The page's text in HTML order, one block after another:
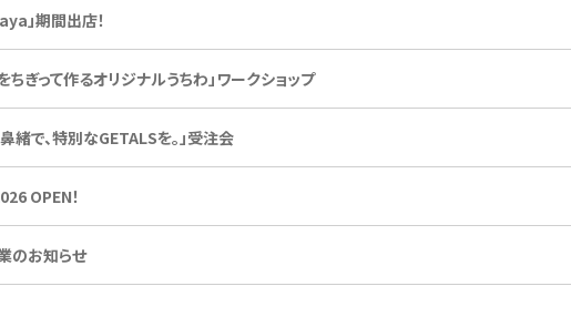
」期間出店！
って作るオリジナルうちわ」ワークショップ
で、特別なGETALSを。」受注会
OPEN！
のお知らせ